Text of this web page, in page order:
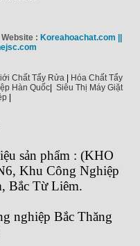
: Koreahoachat.com ||
Chất Tẩy Rửa|
Hóa Chất Tẩy
Hàn Quốc
Siêu Thị Máy Giặt
sản phẩm : (KHO
Khu Công Nghiệp
Bắc Từ Liêm.
nghiệp Bắc Thăng